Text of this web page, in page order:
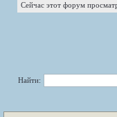
Сейчас этот форум
Найти: